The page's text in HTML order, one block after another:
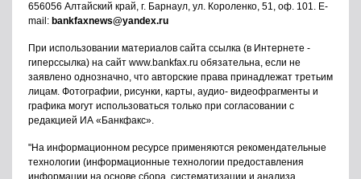
656056 Алтайский край, г. Барнаул, ул. Короленко, 51, оф. 101. E-
mail: bankfaxnews@yandex.ru
При использовании материалов сайта ссылка (в Интернете -
гиперссылка) на сайт www.bankfax.ru обязательна, если не
заявлено однозначно, что авторские права принадлежат третьим
лицам. Фотографии, рисунки, карты, аудио- видеофрагменты и
графика могут использоваться только при согласовании с
редакцией ИА «Банкфакс».
"На информационном ресурсе применяются рекомендательные
технологии (информационные технологии предоставления
информации на основе сбора, систематизации и анализа